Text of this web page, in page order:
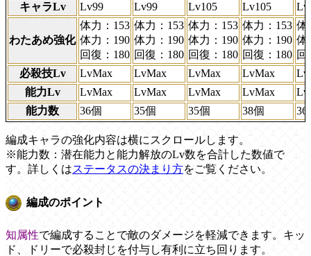
キャラLv
Lv99 Lv99 Lv105 Lv105
わたあめ強化
体力：153
体力：190
回復：180
体力：153
体力：190
回復：180
体力：153
体力：190
回復：180
体力：153
体力：190
回復：180
体
体
回
必殺技Lv
LvMax LvMax LvMax LvMax
能力Lv
LvMax LvMax LvMax LvMax
能力数
36個 35個 35個 38個 36
編成キャラの強化内容は横にスクロールします。
※能力数：潜在能力と能力解放のLv数を合計した数値で
す。詳しくはステータスの決まり方をご覧ください。
編成のポイント
知属性で編成することで敵のダメージを軽減できます。キッ
ド、ドリーで必殺封じを付与し有利に立ち回ります。